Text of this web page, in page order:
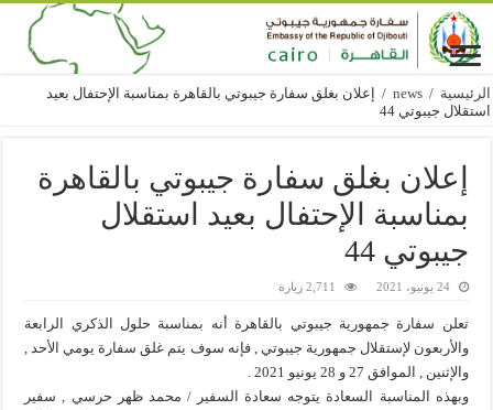
الرئيسية /
news
/ إعلان بغلق سفارة جيبوتي بالقاهرة بمناسبة الإحتفال بعيد
استقلال جيبوتي 44
إعلان بغلق سفارة جيبوتي بالقاهرة
بمناسبة الإحتفال بعيد استقلال
جيبوتي 44
24 يونيو، 2021 2,711 زيارة
تعلن سفارة جمهورية جيبوتي بالقاهرة أنه بمناسبة حلول الذكري الرابعة
والأربعون لإستقلال جمهورية جيبوتي , فإنه سوف يتم غلق سفارة يومي الأحد ,
والإثنين , الموافق 27 و 28 يونيو 2021 .
وبهذه المناسبة السعادة يتوجه سعادة السفير / محمد ظهر حرسي , سفير